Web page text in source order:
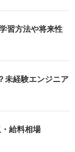
習方法や将来性
未経験エンジニア
給料相場